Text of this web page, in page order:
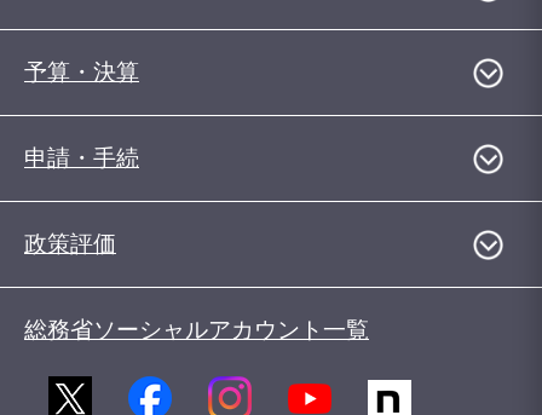
予算・決算
申請・手続
政策評価
総務省ソーシャルアカウント一覧